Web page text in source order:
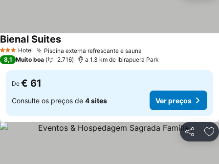
3 EstrelasHotel Piscina externa refrescante e sauna
Bienal SuitesVer preços
8,1 Muito boa 2.716 a 1.3 km de Ibirapuera Park
De € 61
Consulte os preços de 4 sites Ver preços
Partilhar